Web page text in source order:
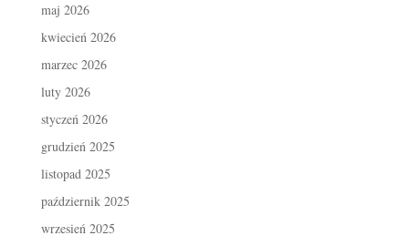
maj 2026
kwiecień 2026
marzec 2026
luty 2026
styczeń 2026
grudzień 2025
listopad 2025
październik 2025
wrzesień 2025